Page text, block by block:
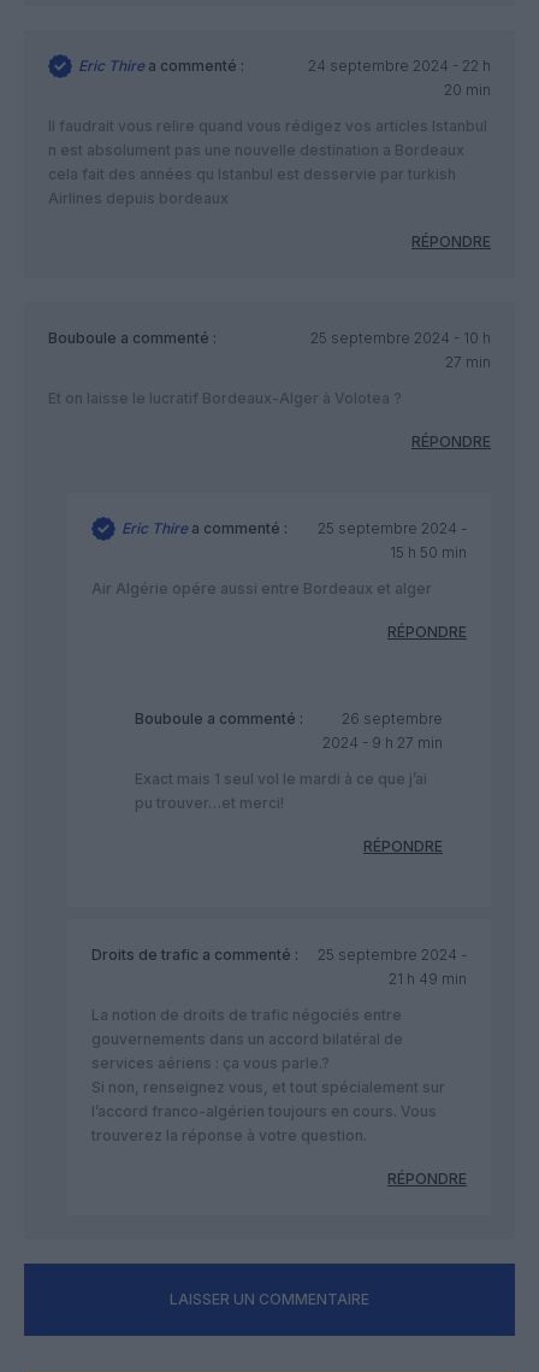
Eric Thirea commenté :
24 septembre 2024 - 22 h
20 min
Il faudrait vous relire quand vous rédigez vos articles Istanbul
n est absolument pas une nouvelle destination a Bordeaux
cela fait des années qu Istanbul est desservie par turkish
Airlines depuis bordeaux
RÉPONDRE
Bouboule a commenté :
25 septembre 2024 - 10 h
27 min
Et on laisse le lucratif Bordeaux-Alger à Volotea ?
RÉPONDRE
Eric Thirea commenté :
25 septembre 2024 -
15 h 50 min
Air Algérie opére aussi entre Bordeaux et alger
RÉPONDRE
Bouboule a commenté :
26 septembre
2024 - 9 h 27 min
Exact mais 1 seul vol le mardi à ce que j’ai
pu trouver…et merci!
RÉPONDRE
Droits de trafic a commenté :
25 septembre 2024 -
21 h 49 min
La notion de droits de trafic négociés entre
gouvernements dans un accord bilatéral de
services aériens : ça vous parle.?
Si non, renseignez vous, et tout spécialement sur
l’accord franco-algérien toujours en cours. Vous
trouverez la réponse à votre question.
RÉPONDRE
LAISSER UN COMMENTAIRE